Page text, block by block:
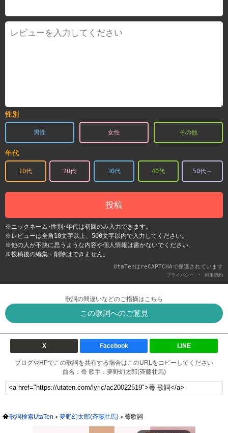
性別
男性 女性 その他
年代
10代 20代 30代 40代 50代～
投稿
※ニックネーム･性別･年代は初回のみ入力できます。
※レビューは全角10文字以上、500文字以内で入力してください。
※他の人が不快に思うような内容や個人情報は書かないでください。
※投稿後の編集・削除はできません。
UtaTenはreCAPTCHAで保護されています
プライバシー - 利用契約
歌詞の間違いなどのご指摘はこちら
この歌詞へのご意見
X Facebook LINE
ブログやHPでこの歌詞を共有する場合はこのURLをコピーしてください
曲名：蕚 歌手：夢野幻太郎(斉藤壮馬)
歌詞検索UtaTen 夢野幻太郎(斉藤壮馬) 蕚歌詞